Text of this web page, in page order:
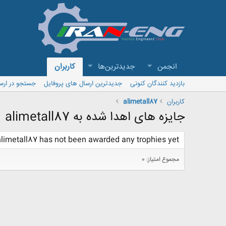
انجمن جدیدترین‌ها کاربران
بازدید کنندگان کنونی جدیدترین ارسال های پروفایل
جستجو در
کاربران
alimetall87
جایزه های اهدا شده به alimetall87
has not been awarded any trophies yet.
مجموع امتیاز: 0